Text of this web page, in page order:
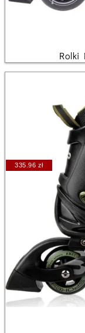
Rolki
335.96 zł